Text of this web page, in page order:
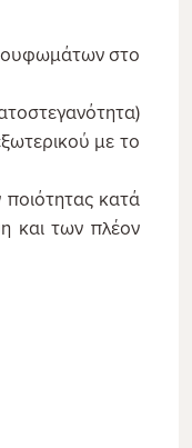
κουφωμάτων στο
με το
κατά
και των πλέον